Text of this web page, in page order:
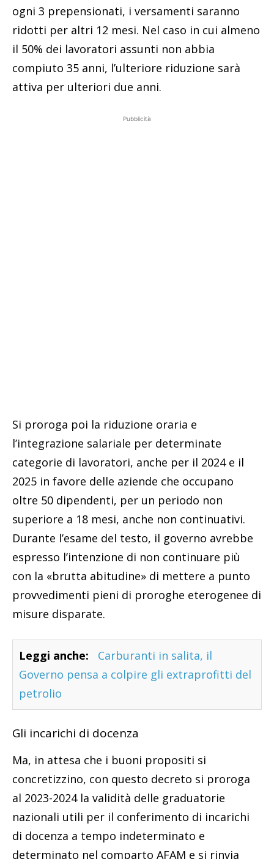
ogni 3 prepensionati, i versamenti saranno
ridotti per altri 12 mesi. Nel caso in cui almeno
il 50% dei lavoratori assunti non abbia
compiuto 35 anni, l’ulteriore riduzione sarà
attiva per ulteriori due anni.
Pubblicità
Si proroga poi la riduzione oraria e
l’integrazione salariale per determinate
categorie di lavoratori, anche per il 2024 e il
2025 in favore delle aziende che occupano
oltre 50 dipendenti, per un periodo non
superiore a 18 mesi, anche non continuativi.
Durante l’esame del testo, il governo avrebbe
espresso l’intenzione di non continuare più
con la «brutta abitudine» di mettere a punto
provvedimenti pieni di proroghe eterogenee di
misure disparate.
Leggi anche:
Carburanti in salita, il
Governo pensa a colpire gli extraprofitti del
petrolio
Gli incarichi di docenza
Ma, in attesa che i buoni propositi si
concretizzino, con questo decreto si proroga
al 2023-2024 la validità delle graduatorie
nazionali utili per il conferimento di incarichi
di docenza a tempo indeterminato e
determinato nel comparto AFAM e si rinvia